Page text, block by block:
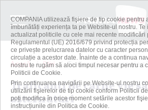
Acasă Știri Traficanţi de carne vie
Traficanţi de carne vie
aşternuturi
COMPANIA utilizează fişiere de tip cookie pentru
îmbunătăți experiența ta pe Website-ul nostru. Te
actualizat politicile cu cele mai recente modificări
Regulamentul (UE) 2016/679 privind protecția
ce privește prelucrarea datelor cu caracter
circulație a acestor date. Înainte de a continua
nostru te rugăm să aloci timpul necesar pentru a
Politicii de Cookie.
Prin continuarea navigării pe Website-ul nostru
utilizării fişierelor de tip cookie conform Politicii
poți modifica în orice moment setările acestor
instrucțiunile din Politica de Cookie.